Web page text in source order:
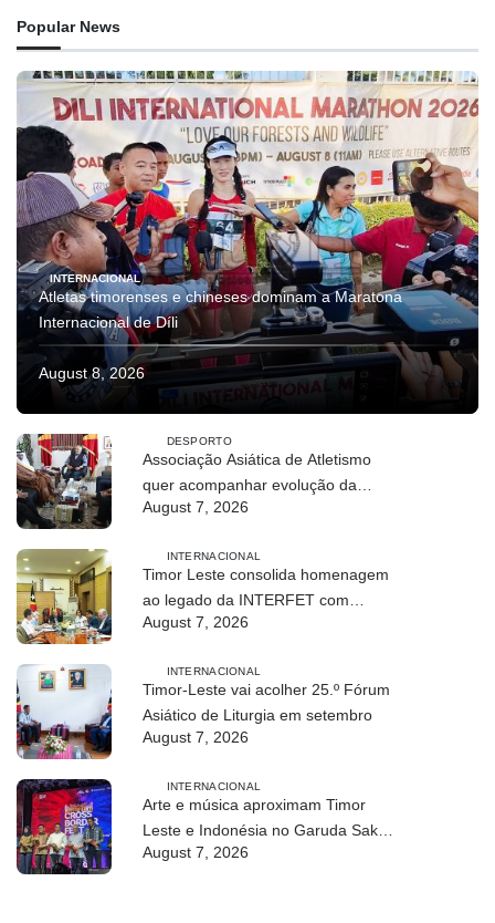
Popular News
INTERNACIONAL
Atletas timorenses e chineses dominam a Maratona
Internacional de Díli
August 8, 2026
DESPORTO
Associação Asiática de Atletismo
quer acompanhar evolução da
modalidade em Timor Leste
August 7, 2026
INTERNACIONAL
Timor Leste consolida homenagem
ao legado da INTERFET com
avanço de memorial
August 7, 2026
INTERNACIONAL
Timor-Leste vai acolher 25.º Fórum
Asiático de Liturgia em setembro
August 7, 2026
INTERNACIONAL
Arte e música aproximam Timor
Leste e Indonésia no Garuda Sakti
Crossborder Fest 2026
August 7, 2026